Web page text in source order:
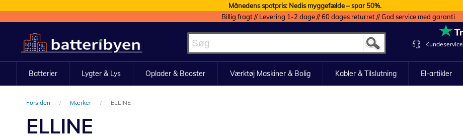
Månedens spotpris: Nedis myggefælde – spar 50%.
Billig fragt // Levering 1-2 dage // 60 dages returret // God service med garanti
to
Content
Kundeservice
Batterier Lygter & Lys Oplader & Booster Værktøj Maskiner & Bolig Kabler & Tilslutning El-artikler
Forsiden Mærker ELLINE
ELLINE